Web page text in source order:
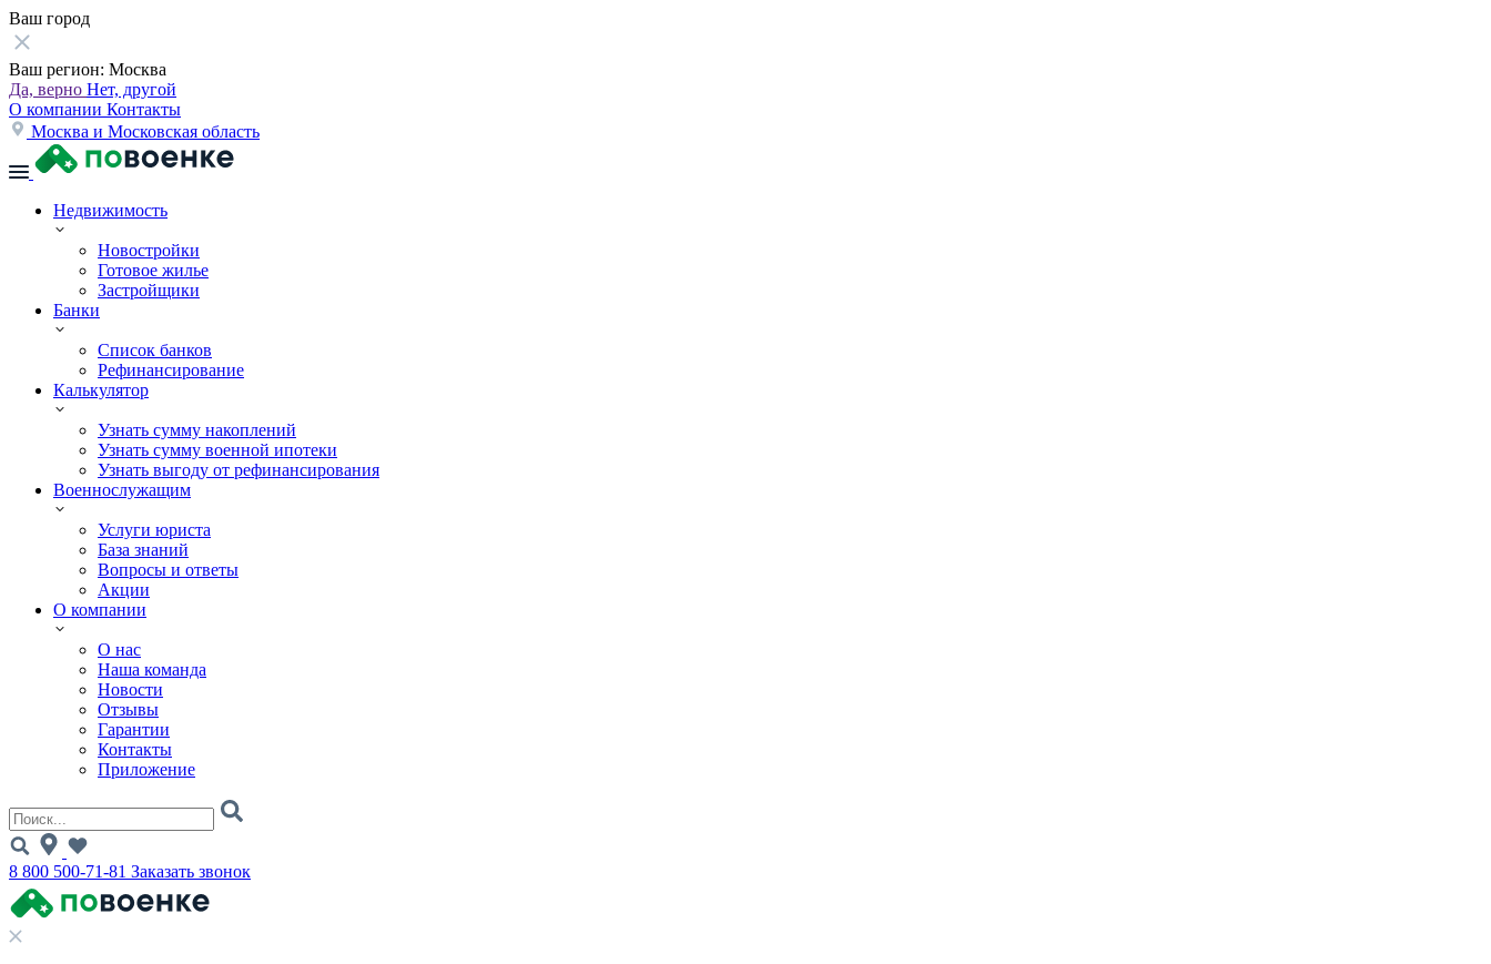
Ваш город
Ваш регион: Москва
Да, верно Нет, другой
О компании Контакты
Москва и Московская область
Недвижимость
Новостройки
Готовое жилье
Застройщики
Банки
Список банков
Рефинансирование
Калькулятор
Узнать сумму накоплений
Узнать сумму военной ипотеки
Узнать выгоду от рефинансирования
Военнослужащим
Услуги юриста
База знаний
Вопросы и ответы
Акции
О компании
О нас
Наша команда
Новости
Отзывы
Гарантии
Контакты
Приложение
8 800 500-71-81 Заказать звонок